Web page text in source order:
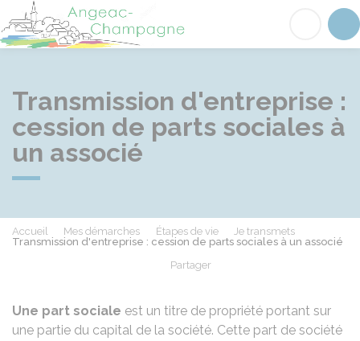
Angeac-Champagne
Transmission d'entreprise :
cession de parts sociales à
un associé
Accueil Mes démarches Étapes de vie
Je transmets
Transmission d'entreprise : cession de parts sociales à un associé
Partager
Une part sociale est un titre de propriété portant sur
une partie du capital de la société. Cette part de société